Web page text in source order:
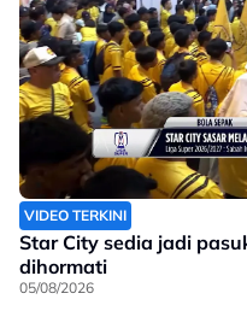
VIDEO TERKINI
Star City sedia jadi
dihormati
05/08/2026